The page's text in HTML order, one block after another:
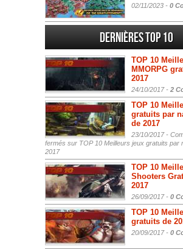
02/11/2023 - 0
Dernières Top 10
TOP 10
MMORPG
2017
24/10/2017 - 2
TOP 10
gratuits par
de 2017
23/10/2017 -
fermés sur TOP 10 Meilleurs jeux gratuits par
2017
TOP 10
Shooters
2017
26/09/2017 - 0
TOP 10
gratuits de
20/09/2017 - 0